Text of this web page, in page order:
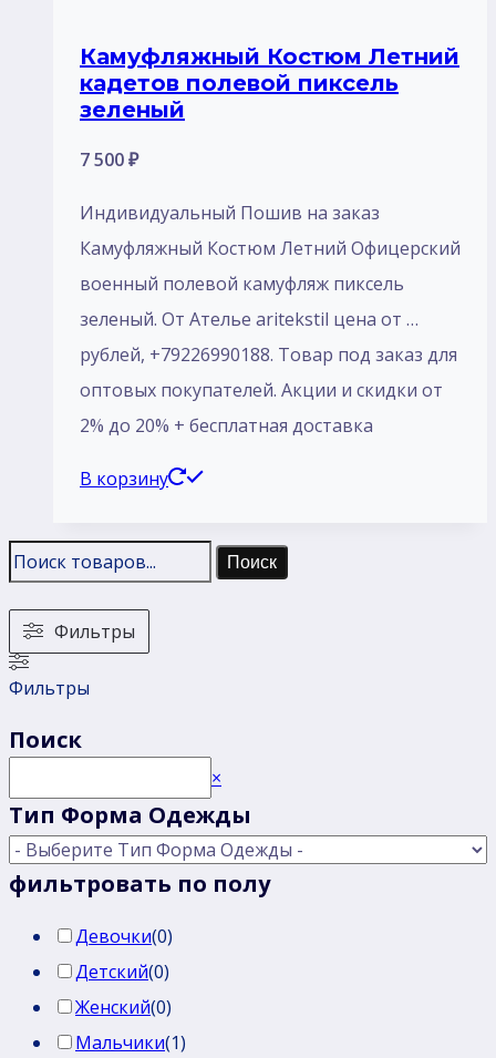
Камуфляжный Костюм Летний
кадетов полевой пиксель
зеленый
7 500₽
Индивидуальный Пошив на заказ
Камуфляжный Костюм Летний Офицерский
военный полевой камуфляж пиксель
зеленый. От Ателье aritekstil цена от …
рублей, +79226990188. Товар под заказ для
оптовых покупателей. Акции и скидки от
2% до 20% + бесплатная доставка
В корзину
Поиск
Фильтры
Фильтры
Поиск
×
Тип Форма Одежды
фильтровать по полу
Девочки(0)
Детский(0)
Женский(0)
Мальчики(1)